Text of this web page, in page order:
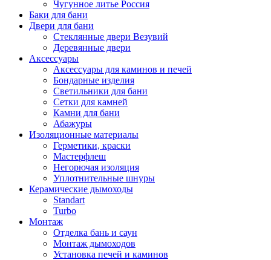
Чугунное литье Россия
Баки для бани
Двери для бани
Стеклянные двери Везувий
Деревянные двери
Аксессуары
Аксессуары для каминов и печей
Бондарные изделия
Светильники для бани
Сетки для камней
Камни для бани
Абажуры
Изоляционные материалы
Герметики, краски
Мастерфлеш
Негорючая изоляция
Уплотнительные шнуры
Керамические дымоходы
Standart
Turbo
Монтаж
Отделка бань и саун
Монтаж дымоходов
Установка печей и каминов